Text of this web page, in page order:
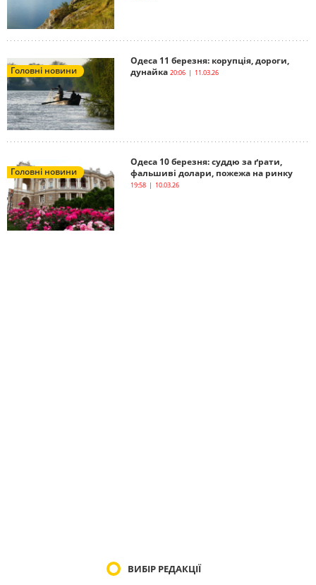
Головні новини
Одеса 11 березня: корупція, дороги,
дунайка 20:06 | 11.03.26
Головні новини
Одеса 10 березня: суддю за ґрати,
фальшиві долари, пожежа на ринку
19:58 | 10.03.26
ВИБІР РЕДАКЦІЇ